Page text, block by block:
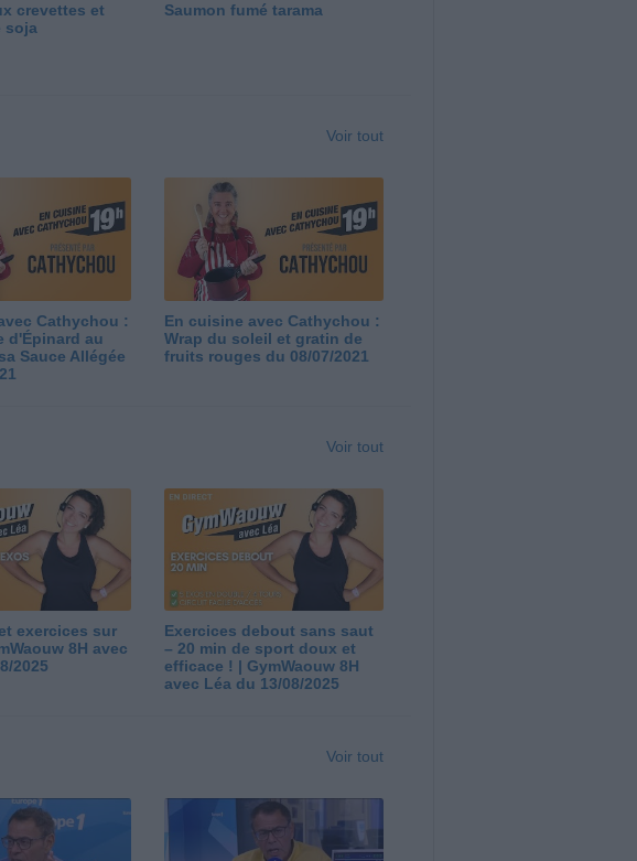
crevettes et
soja
Saumon fumé tarama
Voir tout
Cathychou :
d'Épinard au
Sauce Allégée
En cuisine avec Cathychou :
Wrap du soleil et gratin de
fruits rouges du 08/07/2021
Voir tout
exercices sur
8H avec
2025
Exercices debout sans saut
– 20 min de sport doux et
efficace ! | GymWaouw 8H
avec Léa du 13/08/2025
Voir tout